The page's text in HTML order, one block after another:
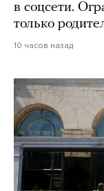
в соцсети.
только
10 часов назад